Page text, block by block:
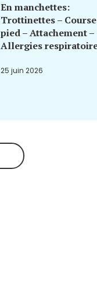
En manchettes:
Trottinettes –
pied – Attachement –
Allergies
25 juin 2026